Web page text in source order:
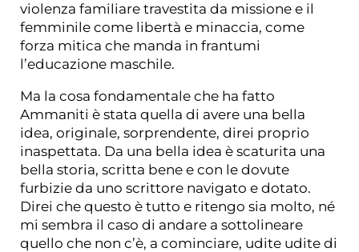
violenza familiare travestita da missione e il
femminile come libertà e minaccia, come
forza mitica che manda in frantumi
l’educazione maschile.
Ma la cosa fondamentale che ha fatto
Ammaniti è stata quella di avere una bella
idea, originale, sorprendente, direi proprio
inaspettata. Da una bella idea è scaturita una
bella storia, scritta bene e con le dovute
furbizie da uno scrittore navigato e dotato.
Direi che questo è tutto e ritengo sia molto, né
mi sembra il caso di andare a sottolineare
quello che non c’è, a cominciare, udite udite di